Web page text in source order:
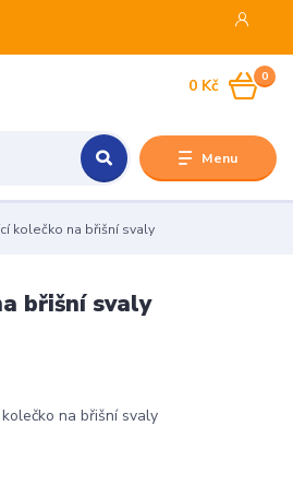
Menu
0
0 Kč
kolečko na břišní svaly
břišní svaly